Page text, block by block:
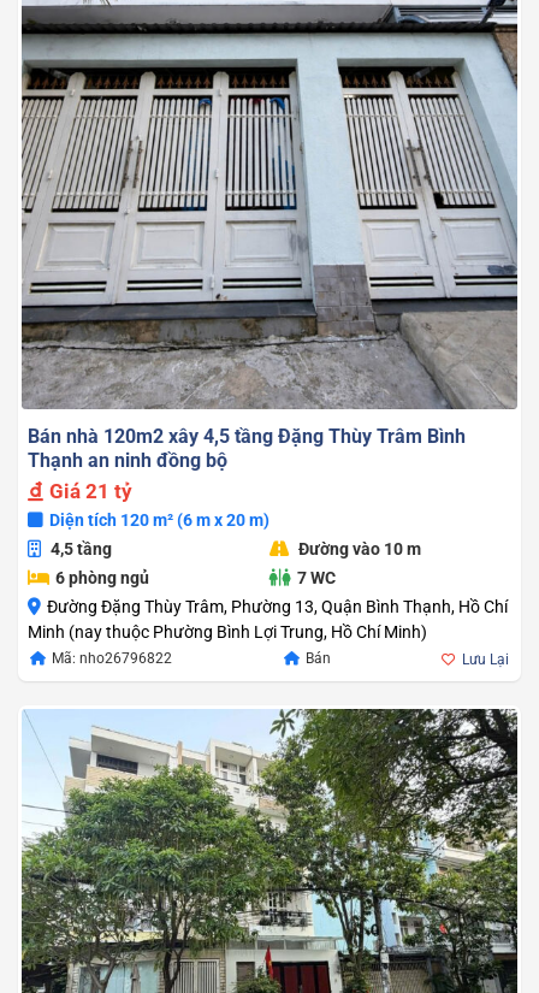
Bán nhà 120m2 xây 4,5 tầng Đặng Thùy Trâm Bình
Thạnh an ninh đồng bộ
Giá 21 tỷ
Diện tích 120 m² (6 m x 20 m)
4,5 tầng
Đường vào 10 m
6 phòng ngủ
7 WC
Đường Đặng Thùy Trâm, Phường 13, Quận Bình Thạnh, Hồ Chí
Minh (nay thuộc Phường Bình Lợi Trung, Hồ Chí Minh)
Mã: nho26796822 Bán Lưu Lại